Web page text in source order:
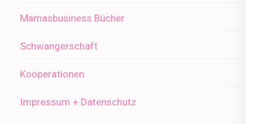
Mamasbusiness Bücher
Schwangerschaft
Kooperationen
Impressum + Datenschutz